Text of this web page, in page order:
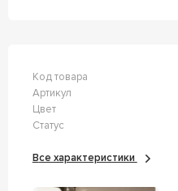
Код товара
Артикул
Цвет
Статус
Все характеристики